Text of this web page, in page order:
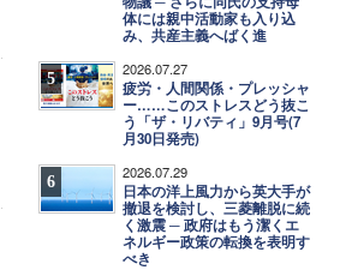
体には親中活動家も入り込
み、共産主義へばく進
5 2026.07.27
疲労・人間関係・プレッシャ
ー……このストレスどう抜こ
う「ザ・リバティ」9月号(7
月30日発売)
6 2026.07.29
日本の洋上風力から英大手が
撤退を検討し、三菱離脱に続
く激震 ─ 政府はもう潔くエ
ネルギー政策の転換を表明す
べき